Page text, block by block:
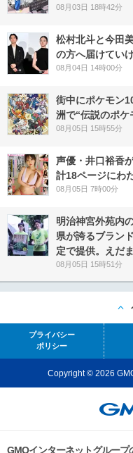
08月03日 18時42分
松村北斗と今田
の方へ届けてい
08月04日 14時00分
街中にポケモン
洲で“伝説のポケ
08月05日 15時55分
声優・井口裕香
計18ページにわ
08月05日 7時00分
明治神宮外苑内
県が誇るブラン
定で提供。えだ
08月05日 15時51分
プライバシー
ポリシー
Copyright © 2026
GMOインターネットグルー